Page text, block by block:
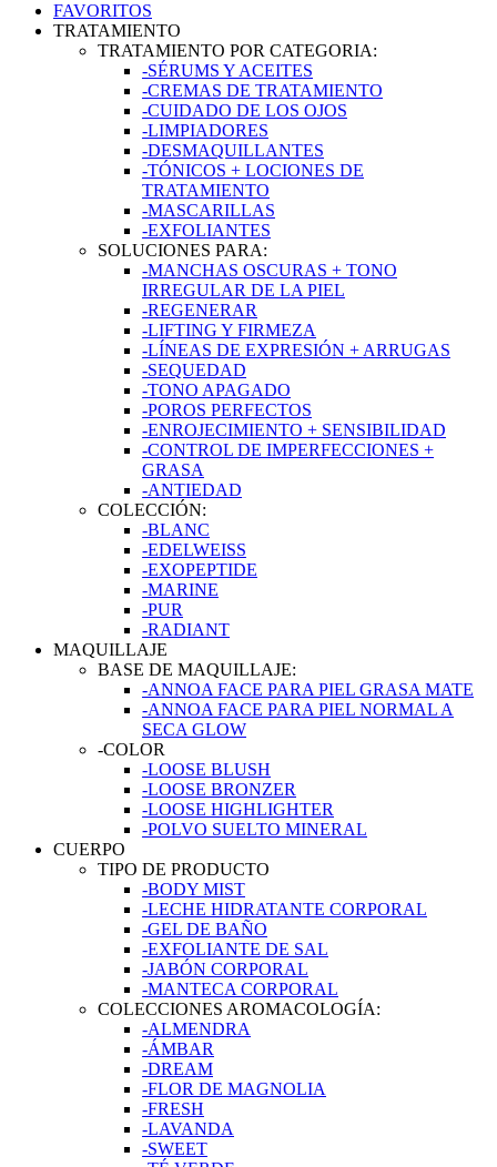
FAVORITOS
TRATAMIENTO
TRATAMIENTO POR CATEGORIA:
-SÉRUMS Y ACEITES
-CREMAS DE TRATAMIENTO
-CUIDADO DE LOS OJOS
-LIMPIADORES
-DESMAQUILLANTES
-TÓNICOS + LOCIONES DE
TRATAMIENTO
-MASCARILLAS
-EXFOLIANTES
SOLUCIONES PARA:
-MANCHAS OSCURAS + TONO
IRREGULAR DE LA PIEL
-REGENERAR
-LIFTING Y FIRMEZA
-LÍNEAS DE EXPRESIÓN + ARRUGAS
-SEQUEDAD
-TONO APAGADO
-POROS PERFECTOS
-ENROJECIMIENTO + SENSIBILIDAD
-CONTROL DE IMPERFECCIONES +
GRASA
-ANTIEDAD
COLECCIÓN:
-BLANC
-EDELWEISS
-EXOPEPTIDE
-MARINE
-PUR
-RADIANT
MAQUILLAJE
BASE DE MAQUILLAJE:
-ANNOA FACE PARA PIEL GRASA MATE
-ANNOA FACE PARA PIEL NORMAL A
SECA GLOW
-COLOR
-LOOSE BLUSH
-LOOSE BRONZER
-LOOSE HIGHLIGHTER
-POLVO SUELTO MINERAL
CUERPO
TIPO DE PRODUCTO
-BODY MIST
-LECHE HIDRATANTE CORPORAL
-GEL DE BAÑO
-EXFOLIANTE DE SAL
-JABÓN CORPORAL
-MANTECA CORPORAL
COLECCIONES AROMACOLOGÍA:
-ALMENDRA
-ÁMBAR
-DREAM
-FLOR DE MAGNOLIA
-FRESH
-LAVANDA
-SWEET